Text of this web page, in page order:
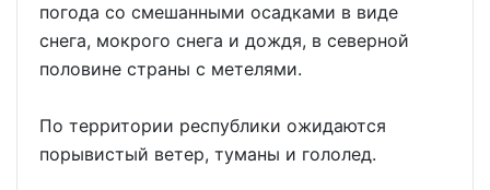
погода со смешанными осадками в виде
снега, мокрого снега и дождя, в северной
половине страны с метелями.
По территории республики ожидаются
порывистый ветер, туманы и гололед.